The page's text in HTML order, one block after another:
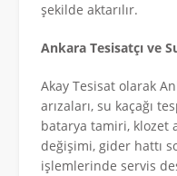
şekilde aktarılır.
Ankara Tesisatçı ve
Akay Tesisat olarak
arızaları, su kaçağı
batarya tamiri, klozet
değişimi, gider hattı
işlemlerinde servis